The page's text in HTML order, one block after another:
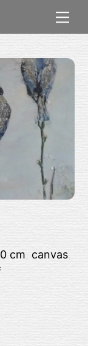
cm, canvas,